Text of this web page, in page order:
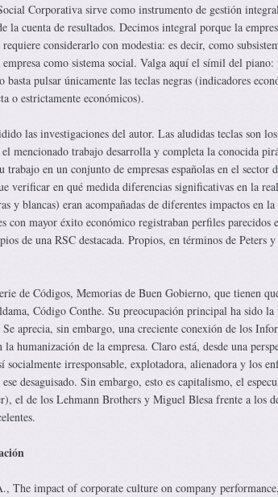
Corporativa sirve como instrumento de gestión
la cuenta de resultados. Decimos integral porque la
considerarlo con modestia: es decir, como
como sistema social. Valga aquí el símil del piano:
basta pulsar únicamente las teclas negras (indicadores
o estrictamente económicos).
las investigaciones del autor. Las aludidas teclas son
mencionado trabajo desarrolla y completa la conocida
trabajo en un conjunto de empresas españolas en el sector
verificar en qué medida diferencias significativas en la
y blancas) eran acompañadas de diferentes impactos en
con mayor éxito económico registraban perfiles parecidos
de una RSC destacada. Propios, en términos de Peters
de Códigos, Memorias de Buen Gobierno, que tienen
Código Conthe. Su preocupación principal ha sido la
aprecia, sin embargo, una creciente conexión de los
la humanización de la empresa. Claro está, desde una
socialmente irresponsable, explotadora, alienadora y los
desaguisado. Sin embargo, esto es capitalismo, el
el de los Lehmann Brothers y Miguel Blesa frente a los
The impact of corporate culture on company